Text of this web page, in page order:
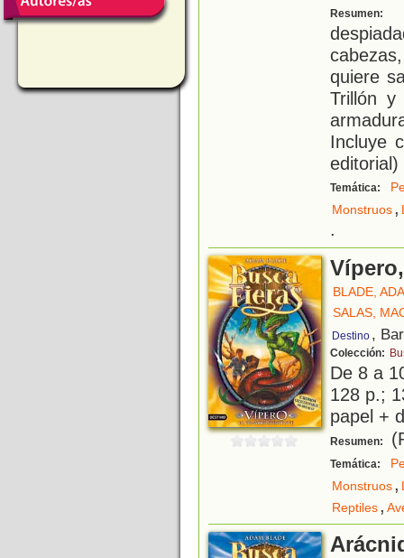
Resumen:
quiere
Trillón
Incluye
editorial)
Temática:
Monstruos,
.
BLADE,
SALAS,
Destino ,
Colección:
De 8 a
128 p.;
papel +
Resumen:
Temática:
Monstruos,
Reptiles,